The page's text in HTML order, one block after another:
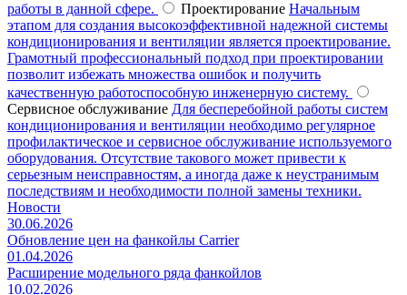
работы в данной сфере.
Проектирование Начальным
этапом для создания высокоэффективной надежной системы
кондиционирования и вентиляции является проектирование.
Грамотный профессиональный подход при проектировании
позволит избежать множества ошибок и получить
качественную работоспособную инженерную систему.
Сервисное обслуживание Для бесперебойной работы систем
кондиционирования и вентиляции необходимо регулярное
профилактическое и сервисное обслуживание используемого
оборудования. Отсутствие такового может привести к
серьезным неисправностям, а иногда даже к неустранимым
последствиям и необходимости полной замены техники.
Новости
30.06.2026
Обновление цен на фанкойлы Carrier
01.04.2026
Расширение модельного ряда фанкойлов
10.02.2026